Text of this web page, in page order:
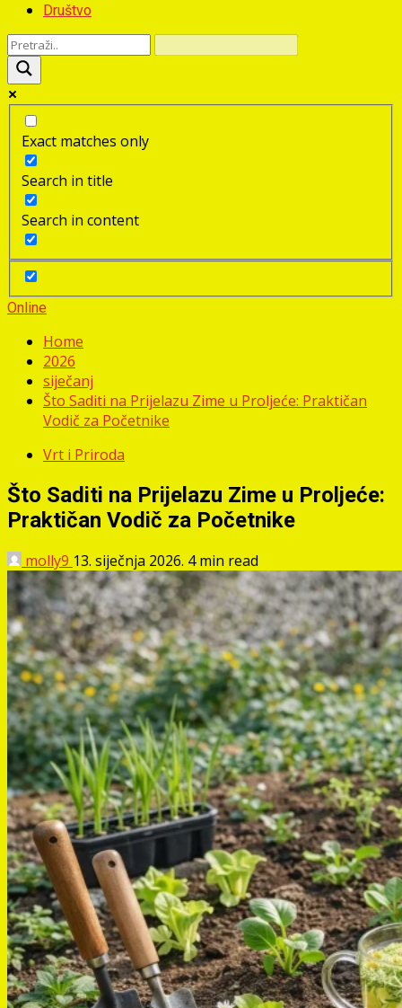
Društvo
Exact matches only
Search in title
Search in content
Online
Home
2026
siječanj
Što Saditi na Prijelazu Zime u Proljeće: Praktičan
Vodič za Početnike
Vrt i Priroda
Što Saditi na Prijelazu Zime u Proljeće:
Praktičan Vodič za Početnike
molly9 13. siječnja 2026. 4 min read